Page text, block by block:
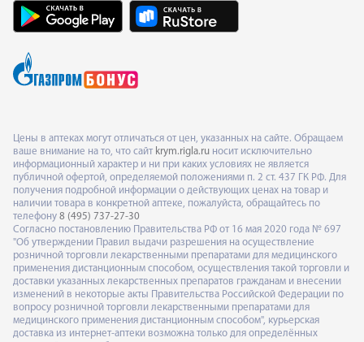
Цены в аптеках могут отличаться от цен, указанных на сайте. Обращаем
ваше внимание на то, что сайт krym.rigla.ru носит исключительно
информационный характер и ни при каких условиях не является
публичной офертой, определяемой положениями п. 2 ст. 437 ГК РФ. Для
получения подробной информации о действующих ценах на товар и
наличии товара в конкретной аптеке, пожалуйста, обращайтесь по
телефону 8 (495) 737-27-30
Согласно постановлению Правительства РФ от 16 мая 2020 года № 697
"Об утверждении Правил выдачи разрешения на осуществление
розничной торговли лекарственными препаратами для медицинского
применения дистанционным способом, осуществления такой торговли и
доставки указанных лекарственных препаратов гражданам и внесении
изменений в некоторые акты Правительства Российской Федерации по
вопросу розничной торговли лекарственными препаратами для
медицинского применения дистанционным способом", курьерская
доставка из интернет-аптеки возможна только для определённых